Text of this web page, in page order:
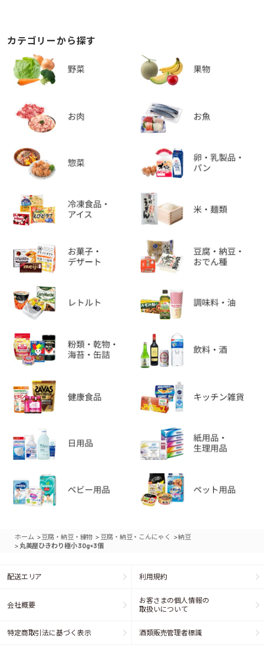
カテゴリーから探す
ホーム >豆腐・納豆・練物 > 豆腐・納豆・こんにゃく >納豆
> 丸美屋ひきわり極小 30g×3個
配送エリア 利用規約
会社概要
お客さまの個人情報の
取扱いについて
特定商取引法に基づく表示 酒類販売管理者標識